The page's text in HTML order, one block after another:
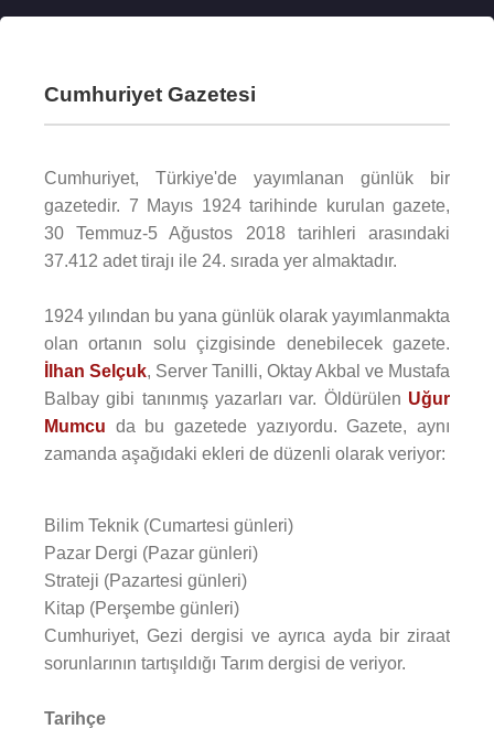
Cumhuriyet Gazetesi
Cumhuriyet, Türkiye'de yayımlanan günlük bir
gazetedir. 7 Mayıs 1924 tarihinde kurulan gazete,
30 Temmuz-5 Ağustos 2018 tarihleri arasındaki
37.412 adet tirajı ile 24. sırada yer almaktadır.
1924 yılından bu yana günlük olarak yayımlanmakta
olan ortanın solu çizgisinde denebilecek gazete.
İlhan Selçuk, Server Tanilli, Oktay Akbal ve Mustafa
Balbay gibi tanınmış yazarları var. Öldürülen Uğur
Mumcu da bu gazetede yazıyordu. Gazete, aynı
zamanda aşağıdaki ekleri de düzenli olarak veriyor:
Bilim Teknik (Cumartesi günleri)
Pazar Dergi (Pazar günleri)
Strateji (Pazartesi günleri)
Kitap (Perşembe günleri)
Cumhuriyet, Gezi dergisi ve ayrıca ayda bir ziraat
sorunlarının tartışıldığı Tarım dergisi de veriyor.
Tarihçe